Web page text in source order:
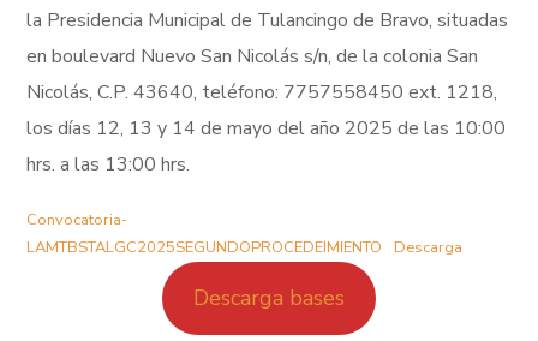
la Presidencia Municipal de Tulancingo de Bravo, situadas
en boulevard Nuevo San Nicolás s/n, de la colonia San
Nicolás, C.P. 43640, teléfono: 7757558450 ext. 1218,
los días 12, 13 y 14 de mayo del año 2025 de las 10:00
hrs. a las 13:00 hrs.
Convocatoria-
LAMTBSTALGC2025SEGUNDOPROCEDEIMIENTO
Descarga
Descarga bases